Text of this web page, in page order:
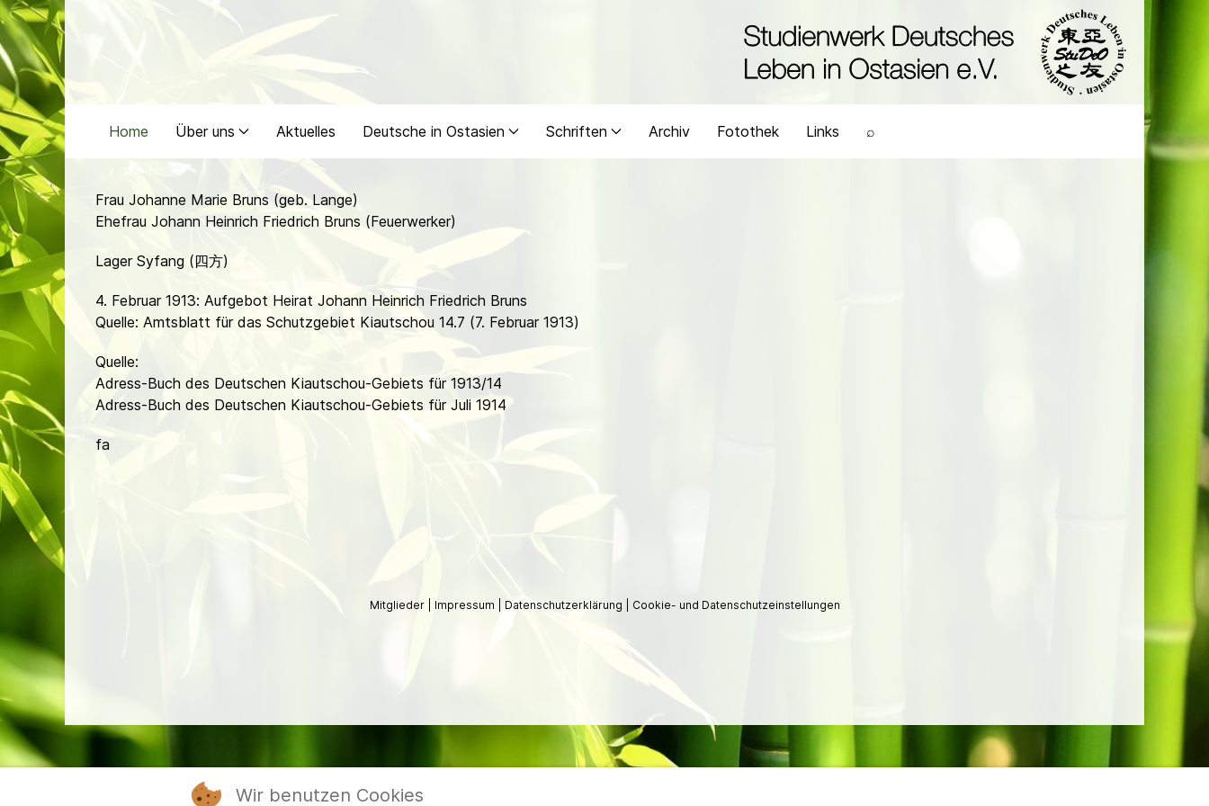
Home Über uns Aktuelles Deutsche in Ostasien Schriften Archiv Fotothek Links ⌕
Frau Johanne Marie Bruns (geb. Lange)
Ehefrau Johann Heinrich Friedrich Bruns (Feuerwerker)
Lager Syfang (四方)
4. Februar 1913: Aufgebot Heirat Johann Heinrich Friedrich Bruns
Quelle: Amtsblatt für das Schutzgebiet Kiautschou 14.7 (7. Februar 1913)
Quelle:
Adress-Buch des Deutschen Kiautschou-Gebiets für 1913/14
Adress-Buch des Deutschen Kiautschou-Gebiets für Juli 1914
fa
Mitglieder Impressum Datenschutzerklärung Cookie- und Datenschutzeinstellungen
Wir benutzen Cookies